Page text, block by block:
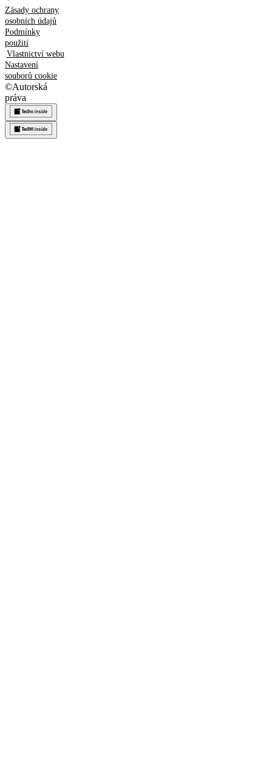
Zásady ochrany
osobních údajů
Podmínky
použití
Vlastnictví webu
Nastavení
souborů cookie
©Autorská
práva